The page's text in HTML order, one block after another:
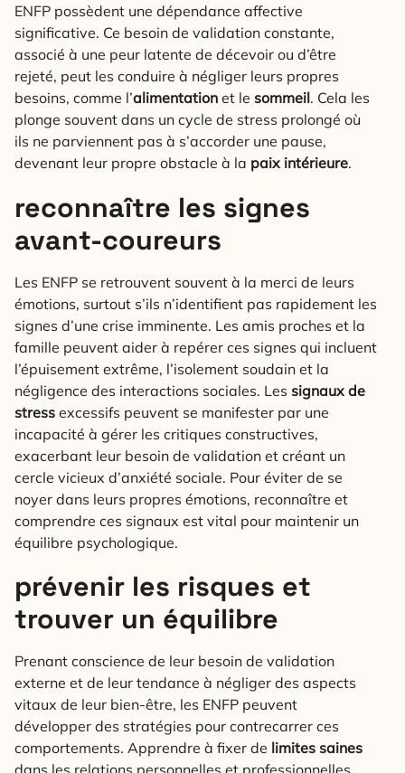
ENFP possèdent une dépendance affective
significative. Ce besoin de validation constante,
associé à une peur latente de décevoir ou d’être
rejeté, peut les conduire à négliger leurs propres
besoins, comme l’alimentation et le sommeil. Cela les
plonge souvent dans un cycle de stress prolongé où
ils ne parviennent pas à s’accorder une pause,
devenant leur propre obstacle à la paix intérieure.
reconnaître les signes
avant-coureurs
Les ENFP se retrouvent souvent à la merci de leurs
émotions, surtout s’ils n’identifient pas rapidement les
signes d’une crise imminente. Les amis proches et la
famille peuvent aider à repérer ces signes qui incluent
l’épuisement extrême, l’isolement soudain et la
négligence des interactions sociales. Les signaux de
stress excessifs peuvent se manifester par une
incapacité à gérer les critiques constructives,
exacerbant leur besoin de validation et créant un
cercle vicieux d’anxiété sociale. Pour éviter de se
noyer dans leurs propres émotions, reconnaître et
comprendre ces signaux est vital pour maintenir un
équilibre psychologique.
prévenir les risques et
trouver un équilibre
Prenant conscience de leur besoin de validation
externe et de leur tendance à négliger des aspects
vitaux de leur bien-être, les ENFP peuvent
développer des stratégies pour contrecarrer ces
comportements. Apprendre à fixer de limites saines
dans les relations personnelles et professionnelles